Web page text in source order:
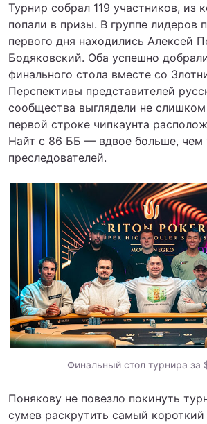
Турнир собрал 119 участников, из
попали в призы. В группе лидеров
первого дня находились Алексей
Бодяковский. Оба успешно
финального стола вместе со
Перспективы представителей
сообщества выглядели не
первой строке чипкаунта
Найт с 86 ББ — вдвое больше, чем
преследователей.
Финальный стол турнира за
Понякову не повезло покинуть
сумев раскрутить самый короткий